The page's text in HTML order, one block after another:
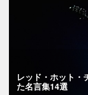
レッド・ホット・
た名言集14選